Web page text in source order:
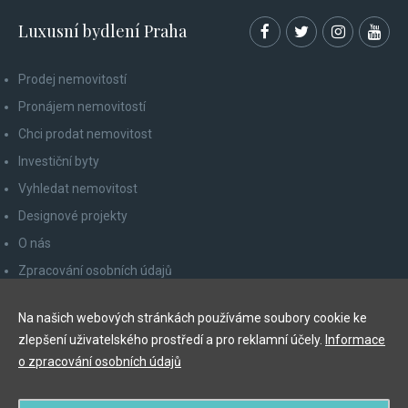
Luxusní bydlení Praha
Prodej nemovitostí
Pronájem nemovitostí
Chci prodat nemovitost
Investiční byty
Vyhledat nemovitost
Designové projekty
O nás
Zpracování osobních údajů
Odhlášení z newsletteru
Na našich webových stránkách používáme soubory cookie ke
zlepšení uživatelského prostředí a pro reklamní účely. Informace
o zpracování osobních údajů